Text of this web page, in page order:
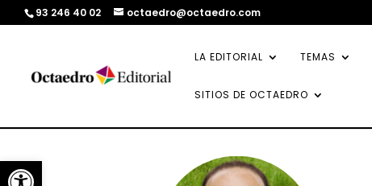
Abrir barra de herramientas
93 246 40 02 octaedro@octaedro.com
LA EDITORIAL TEMAS
SITIOS DE OCTAEDRO